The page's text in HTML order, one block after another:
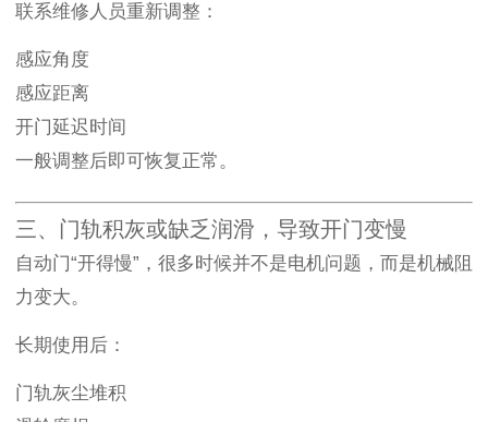
联系维修人员重新调整：
感应角度
感应距离
开门延迟时间
一般调整后即可恢复正常。
三、门轨积灰或缺乏润滑，导致开门变慢
自动门“开得慢”，很多时候并不是电机问题，而是机械阻
力变大。
长期使用后：
门轨灰尘堆积